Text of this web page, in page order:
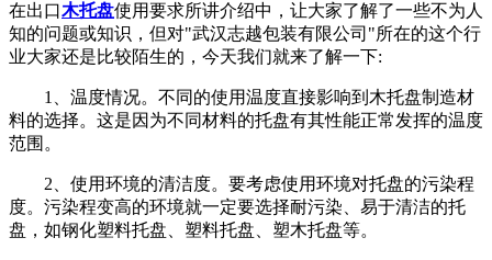
在出口木托盘使用要求所讲介绍中，让大家了解了一些不为人
知的问题或知识，但对"武汉志越包装有限公司"所在的这个行
业大家还是比较陌生的，今天我们就来了解一下:
1、温度情况。不同的使用温度直接影响到木托盘制造材
料的选择。这是因为不同材料的托盘有其性能正常发挥的温度
范围。
2、使用环境的清洁度。要考虑使用环境对托盘的污染程
度。污染程变高的环境就一定要选择耐污染、易于清洁的托
盘，如钢化塑料托盘、塑料托盘、塑木托盘等。